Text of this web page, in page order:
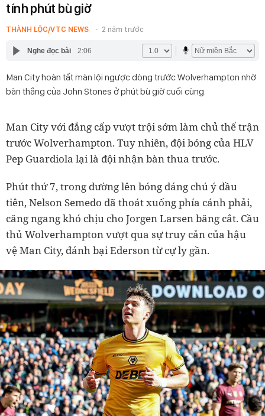
tính phút bù giờ
THÀNH LỘC/VTC NEWS 2 năm trước
Nghe đọc bài 2:06
Man City hoàn tất màn lội ngược dòng trước Wolverhampton nhờ
bàn thắng của John Stones ở phút bù giờ cuối cùng.
Man City với đẳng cấp vượt trội sớm làm chủ thế trận
trước Wolverhampton. Tuy nhiên, đội bóng của HLV
Pep Guardiola lại là đội nhận bàn thua trước.
Phút thứ 7, trong đường lên bóng đáng chú ý đầu
tiên, Nelson Semedo đã thoát xuống phía cánh phải,
căng ngang khó chịu cho Jorgen Larsen băng cắt. Cầu
thủ Wolverhampton vượt qua sự truy cản của hậu
vệ Man City, đánh bại Ederson từ cự ly gần.